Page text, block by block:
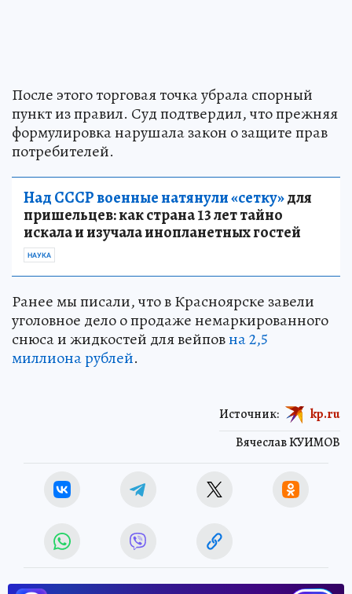
После этого торговая точка убрала спорный
пункт из правил. Суд подтвердил, что прежняя
формулировка нарушала закон о защите прав
потребителей.
Над СССР военные натянули «сетку»для
пришельцев: как страна 13 лет тайно
искала и изучала инопланетных гостей
НАУКА
Ранее мы писали, что в Красноярске завели
уголовное дело о продаже немаркированного
снюса и жидкостей для вейповна 2,5
миллиона рублей.
Вячеслав КУИМОВ
Источник: kp.ru